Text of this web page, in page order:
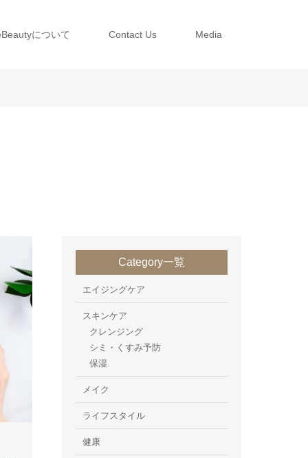
について Contact Us Media
Category一覧
エイジングケア
スキンケア
クレンジング
シミ・くすみ予防
保湿
メイク
ライフスタイル
健康